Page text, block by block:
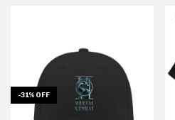
-31% OFF